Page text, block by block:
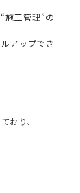
施工管理”の
アップでき
おり、